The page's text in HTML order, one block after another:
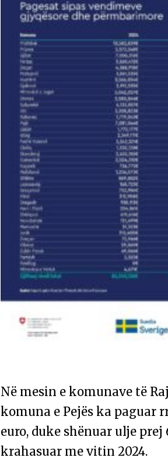
Në mesin e komunave të
komuna e Pejës ka paguar
euro, duke shënuar ulje prej
krahasuar me vitin 2024.